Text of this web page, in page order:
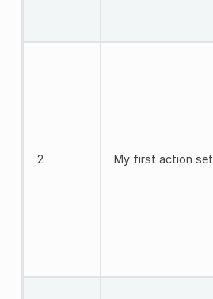
2 My first action set